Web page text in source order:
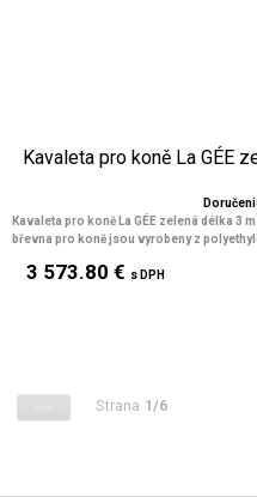
Kavaleta pro koně La GÉE
Kavaleta pro koně La GÉE zelená délka 3
břevna pro koně jsou vyrobeny z
3 573.80 € s DPH
Strana 1/6